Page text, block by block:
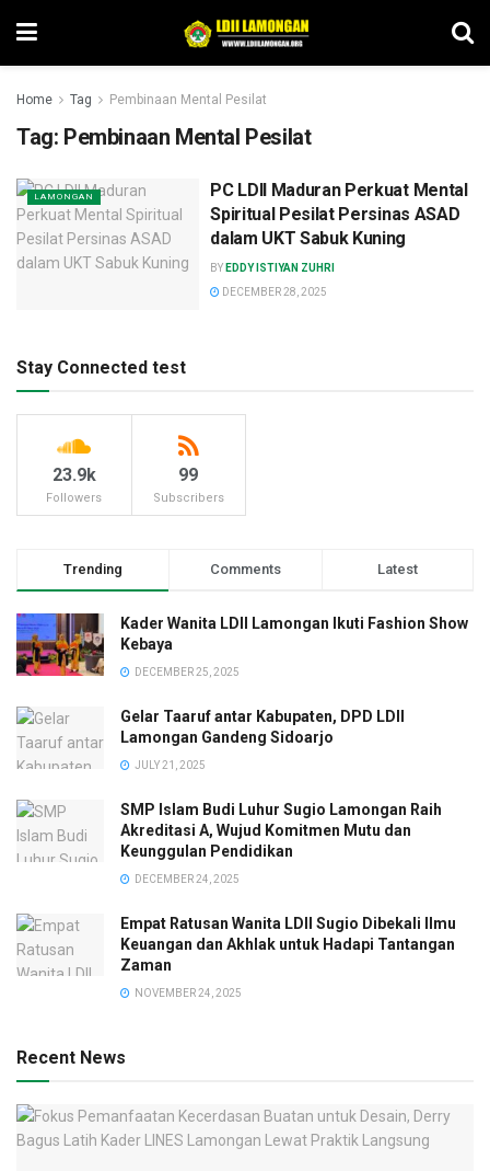
Home Tag Pembinaan Mental Pesilat
Tag: Pembinaan Mental Pesilat
LAMONGAN
PC LDII Maduran Perkuat Mental
Spiritual Pesilat Persinas ASAD
dalam UKT Sabuk Kuning
BY EDDY ISTIYAN ZUHRI
DECEMBER 28, 2025
Stay Connected test
23.9k
Followers
99
Subscribers
Trending Comments Latest
Kader Wanita LDII Lamongan Ikuti Fashion Show
Kebaya
DECEMBER 25, 2025
Gelar Taaruf antar Kabupaten, DPD LDII
Lamongan Gandeng Sidoarjo
JULY 21, 2025
SMP Islam Budi Luhur Sugio Lamongan Raih
Akreditasi A, Wujud Komitmen Mutu dan
Keunggulan Pendidikan
DECEMBER 24, 2025
Empat Ratusan Wanita LDII Sugio Dibekali Ilmu
Keuangan dan Akhlak untuk Hadapi Tantangan
Zaman
NOVEMBER 24, 2025
Recent News